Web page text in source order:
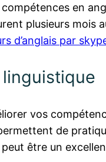
en
plusieurs mois
d’anglais par
vos
de
être un